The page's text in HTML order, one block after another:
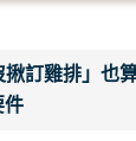
揪訂雞排」也
件